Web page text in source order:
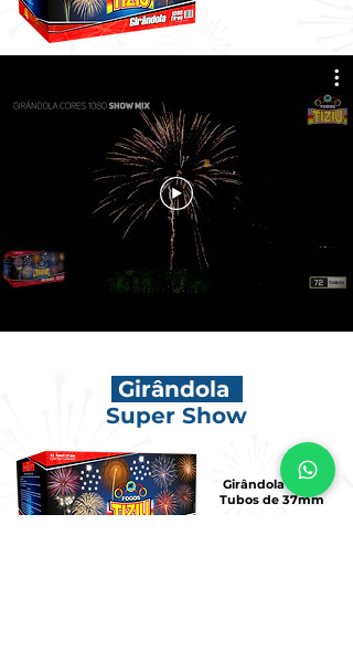
Girândola
Super Show
Girândola de 72
Tubos de 37mm